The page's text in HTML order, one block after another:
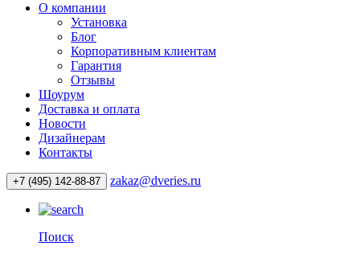
О компании
Установка
Блог
Корпоративным клиентам
Гарантия
Отзывы
Шоурум
Доставка и оплата
Новости
Дизайнерам
Контакты
+7 (495) 142-88-87 zakaz@dveries.ru
Поиск